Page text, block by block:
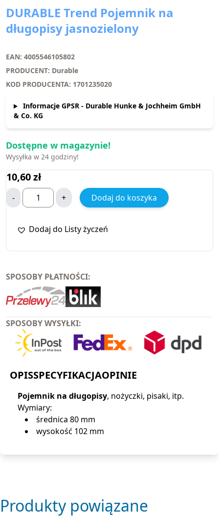
DURABLE Trend Pojemnik na
długopisy jasnozielony
EAN: 4005546105802
PRODUCENT: Durable
KOD PRODUCENTA: 1701235020
Informacje GPSR - Durable Hunke & Jochheim GmbH
& Co. KG
Dostępne w magazynie!
Wysyłka w 24 godziny!
10,60zł
- + Dodaj do koszyka
Dodaj do Listy życzeń
SPOSOBY PŁATNOŚCI:
SPOSOBY WYSYŁKI:
OPISSPECYFIKACJAOPINIE
Pojemnik na długopisy, nożyczki, pisaki, itp.
Wymiary:
średnica 80 mm
wysokość 102 mm
Produkty powiązane